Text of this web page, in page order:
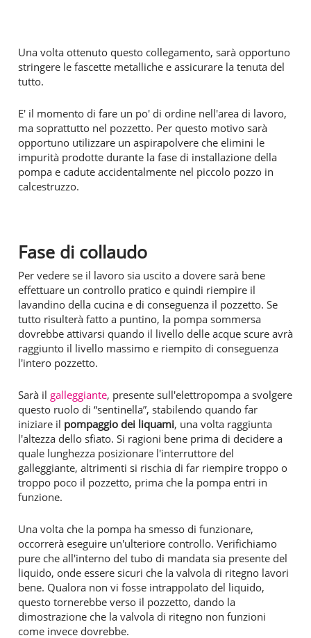
Una volta ottenuto questo collegamento, sarà opportuno
stringere le fascette metalliche e assicurare la tenuta del
tutto.
E' il momento di fare un po' di ordine nell'area di lavoro,
ma soprattutto nel pozzetto. Per questo motivo sarà
opportuno utilizzare un aspirapolvere che elimini le
impurità prodotte durante la fase di installazione della
pompa e cadute accidentalmente nel piccolo pozzo in
calcestruzzo.
Fase di collaudo
Per vedere se il lavoro sia uscito a dovere sarà bene
effettuare un controllo pratico e quindi riempire il
lavandino della cucina e di conseguenza il pozzetto. Se
tutto risulterà fatto a puntino, la pompa sommersa
dovrebbe attivarsi quando il livello delle acque scure avrà
raggiunto il livello massimo e riempito di conseguenza
l'intero pozzetto.
Sarà il galleggiante, presente sull'elettropompa a svolgere
questo ruolo di “sentinella”, stabilendo quando far
iniziare il pompaggio dei liquami, una volta raggiunta
l'altezza dello sfiato. Si ragioni bene prima di decidere a
quale lunghezza posizionare l'interruttore del
galleggiante, altrimenti si rischia di far riempire troppo o
troppo poco il pozzetto, prima che la pompa entri in
funzione.
Una volta che la pompa ha smesso di funzionare,
occorrerà eseguire un'ulteriore controllo. Verifichiamo
pure che all'interno del tubo di mandata sia presente del
liquido, onde essere sicuri che la valvola di ritegno lavori
bene. Qualora non vi fosse intrappolato del liquido,
questo tornerebbe verso il pozzetto, dando la
dimostrazione che la valvola di ritegno non funzioni
come invece dovrebbe.